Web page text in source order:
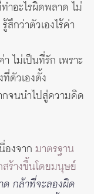
อะไรผิดพลาด ไม่
กว่าตัวเองไร้ค่า
ไม่เป็นที่รัก เพราะ
ตัวเองตั้ง
กจนนำไปสู่ความคิด
งจาก มาตรฐาน
ร้างขึ้นโดยมนุษย์
กล้าที่จะลองผิด